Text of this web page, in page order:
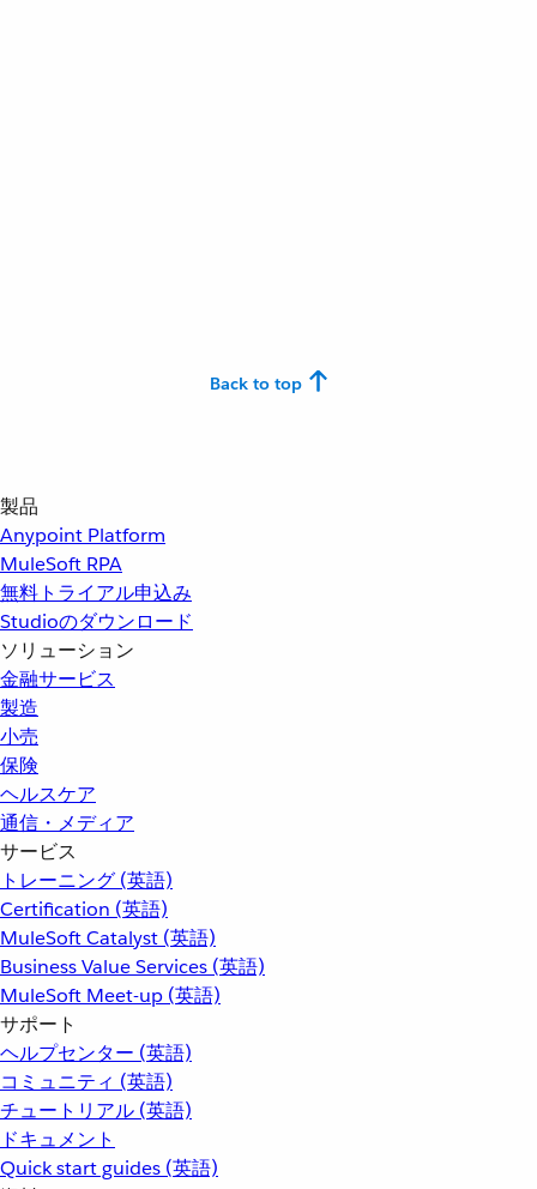
Back to top
製品
Anypoint Platform
MuleSoft RPA
無料トライアル申込み
Studioのダウンロード
ソリューション
金融サービス
製造
小売
保険
ヘルスケア
通信・メディア
サービス
トレーニング (英語)
Certification (英語)
MuleSoft Catalyst (英語)
Business Value Services (英語)
MuleSoft Meet-up (英語)
サポート
ヘルプセンター (英語)
コミュニティ (英語)
チュートリアル (英語)
ドキュメント
Quick start guides (英語)